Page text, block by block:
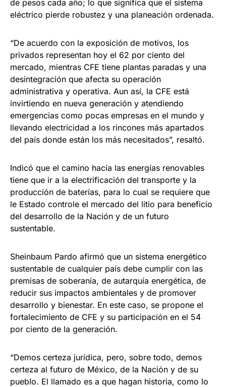
de pesos cada año; lo que significa que el sistema
eléctrico pierde robustez y una planeación ordenada.
“De acuerdo con la exposición de motivos, los
privados representan hoy el 62 por ciento del
mercado, mientras CFE tiene plantas paradas y una
desintegración que afecta su operación
administrativa y operativa. Aun así, la CFE está
invirtiendo en nueva generación y atendiendo
emergencias como pocas empresas en el mundo y
llevando electricidad a los rincones más apartados
del país donde están los más necesitados”, resaltó.
Indicó que el camino hacia las energías renovables
tiene que ir a la electrificación del transporte y la
producción de baterías, para lo cual se requiere que
le Estado controle el mercado del litio para beneficio
del desarrollo de la Nación y de un futuro
sustentable.
Sheinbaum Pardo afirmó que un sistema energético
sustentable de cualquier país debe cumplir con las
premisas de soberanía, de autarquía energética, de
reducir sus impactos ambientales y de promover
desarrollo y bienestar. En este caso, se propone el
fortalecimiento de CFE y su participación en el 54
por ciento de la generación.
“Demos certeza jurídica, pero, sobre todo, demos
certeza al futuro de México, de la Nación y de su
pueblo. El llamado es a que hagan historia, como lo